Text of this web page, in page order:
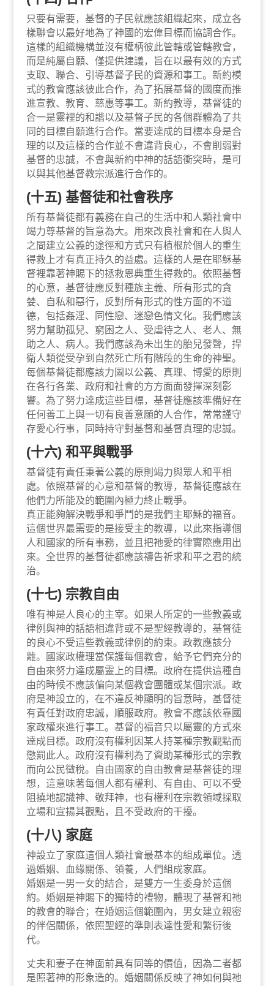
只要有需要，基督的子民就應該組織起來，成立各
樣聯會以最好地為了神國的宏偉目標而協調合作。
這樣的組織機構並沒有權柄彼此管轄或管轄教會，
而是純屬自願、僅提供建議，旨在以最有效的方式
支取、聯合、引導基督子民的資源和事工。新約模
式的教會應該彼此合作，為了拓展基督的國度而推
進宣教、教育、慈惠等事工。新約教導，基督徒的
合一是靈裡的和諧以及基督子民的各個群體為了共
同的目標自願進行合作。當要達成的目標本身是合
理的以及這樣的合作並不會違背良心，不會削弱對
基督的忠誠，不會與新約中神的話語衝突時，是可
以與其他基督教宗派進行合作的。
(十五) 基督徒和社會秩序
所有基督徒都有義務在自己的生活中和人類社會中
竭力尊基督的旨意為大。用來改良社會和在人與人
之間建立公義的途徑和方式只有植根於個人的重生
得救上才有真正持久的益處。這樣的人是在耶穌基
督裡靠著神賜下的拯救恩典重生得救的。依照基督
的心意，基督徒應反對種族主義、所有形式的貪
婪、自私和惡行，反對所有形式的性方面的不道
德，包括姦淫、同性戀、迷戀色情文化。我們應該
努力幫助孤兒、窮困之人、受虐待之人、老人、無
助之人、病人。我們應該為未出生的胎兒發聲，捍
衛人類從受孕到自然死亡所有階段的生命的神聖。
每個基督徒都應該力圖以公義、真理、博愛的原則
在各行各業、政府和社會的方方面面發揮深刻影
響。為了努力達成這些目標，基督徒應該準備好在
任何善工上與一切有良善意願的人合作，常常謹守
存愛心行事，同時持守對基督和基督真理的忠誠。
(十六) 和平與戰爭
基督徒有責任秉著公義的原則竭力與眾人和平相
處。依照基督的心意和基督的教導，基督徒應該在
他們力所能及的範圍內極力終止戰爭。
真正能夠解決戰爭和爭鬥的是我們主耶穌的福音。
這個世界最需要的是接受主的教導，以此來指導個
人和國家的所有事務，並且把祂愛的律實際應用出
來。全世界的基督徒都應該禱告祈求和平之君的統
治。
(十七) 宗教自由
唯有神是人良心的主宰。如果人所定的一些教義或
律例與神的話語相違背或不是聖經教導的，基督徒
的良心不受這些教義或律例的約束。政教應該分
離。國家政權理當保護每個教會，給予它們充分的
自由來努力達成屬靈上的目標。政府在提供這種自
由的時候不應該偏向某個教會團體或某個宗派。政
府是神設立的，在不違反神顯明的旨意時，基督徒
有責任對政府忠誠，順服政府。教會不應該依靠國
家政權來進行事工。基督的福音只以屬靈的方式來
達成目標。政府沒有權利因某人持某種宗教觀點而
懲罰此人。政府沒有權利為了資助某種形式的宗教
而向公民徵稅。自由國家的自由教會是基督徒的理
想，這意味著每個人都有權利、有自由、可以不受
阻撓地認識神、敬拜神，也有權利在宗教領域採取
立場和宣揚其觀點，且不受政府的干擾。
(十八) 家庭
神設立了家庭這個人類社會最基本的組成單位。透
過婚姻、血緣關係、領養，人們組成家庭。
婚姻是一男一女的結合，是雙方一生委身於這個
約。婚姻是神賜下的獨特的禮物，體現了基督和祂
的教會的聯合；在婚姻這個範圍內，男女建立親密
的伴侶關係，依照聖經的準則表達性愛和繁衍後
代。
丈夫和妻子在神面前具有同等的價值，因為二者都
是照著神的形象造的。婚姻關係反映了神如何與祂